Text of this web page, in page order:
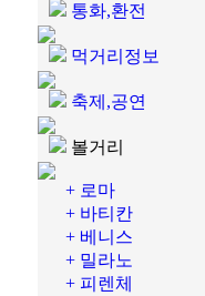
통화,환전
먹거리정보
축제,공연
볼거리
+ 로마
+ 바티칸
+ 베니스
+ 밀라노
+ 피렌체